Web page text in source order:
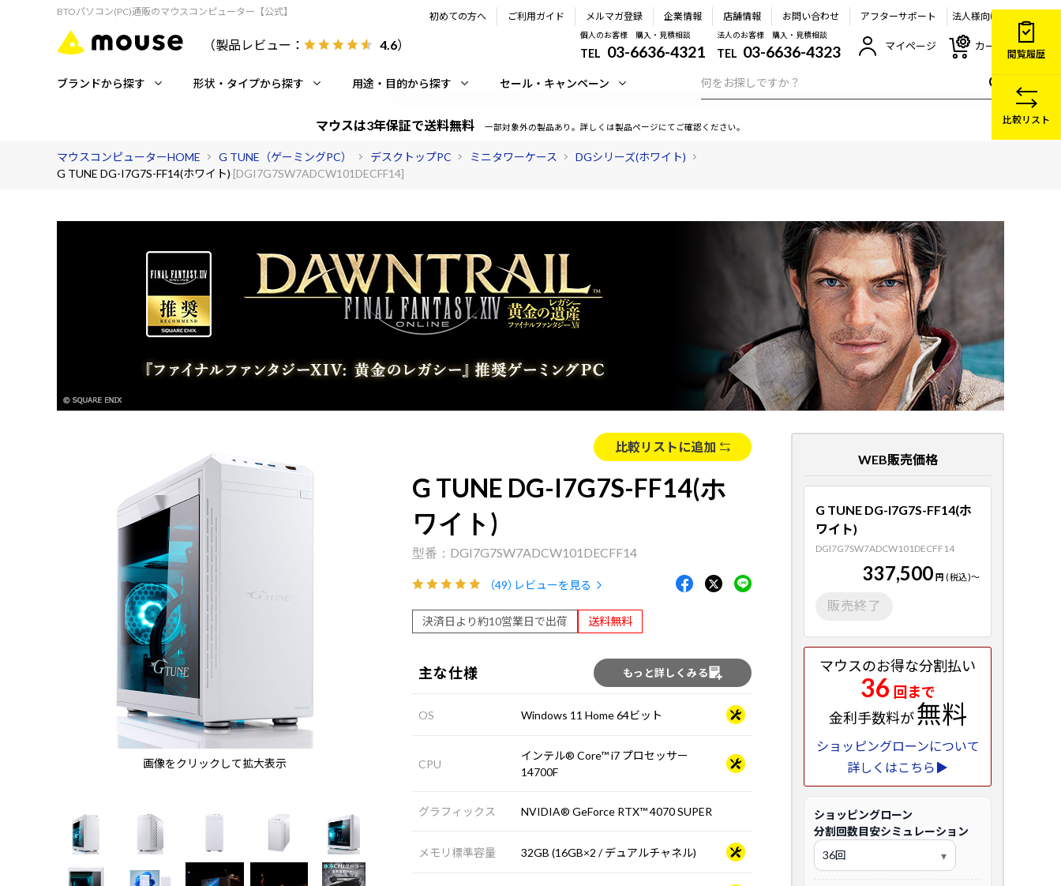
BTOパソコン(PC)通販のマウスコンピューター【公式】
（製品レビュー： 4.6）
初めての方へ ご利用ガイド メルマガ登録 企業情報 店舗情報 お問い合わせ アフターサポート 法人様向け
個人のお客様 購入・見積相談
TEL 03-6636-4321
法人のお客様 購入・見積相談
TEL 03-6636-4323 マイページ カート
ブランドから探す 形状・タイプから探す 用途・目的から探す セール・キャンペーン
マウスは3年保証で送料無料 一部対象外の製品あり。詳しくは製品ページにてご確認ください。
マウスコンピューターHOME G TUNE（ゲーミングPC） デスクトップPC ミニタワーケース
DGシリーズ(ホワイト)
G TUNE DG-I7G7S-FF14(ホワイト) [DGI7G7SW7ADCW101DECFF14]
画像をクリックして拡大表示
比較リストに追加
G TUNE DG-I7G7S-FF14(ホ
ワイト)
DGI7G7SW7ADCW101DECFF14
（49）レビューを見る
決済日より約10営業日で出荷 送料無料
主な仕様 もっと詳しくみる
OS Windows 11 Home 64ビット
CPU
インテル® Core™ i7 プロセッサー
14700F
グラフィックス NVIDIA® GeForce RTX™ 4070 SUPER
メモリ標準容量 32GB (16GB×2 / デュアルチャネル)
WEB販売価格
G TUNE DG-I7G7S-FF14(ホ
ワイト)
DGI7G7SW7ADCW101DECFF14
337,500 円 (税込)～
販売終了
マウスのお得な分割払い
36 回まで
金利手数料が無料
ショッピングローンについて
詳しくはこちら▶
ショッピングローン
分割回数目安シミュレーション
閲覧履歴
比較リスト